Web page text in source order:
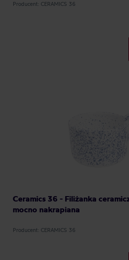
Producent: CERAMICS 36
Ceramics 36 - Filiżanka
mocno nakrapiana
Producent: CERAMICS 36